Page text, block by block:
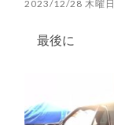
2023/12/28 木曜日
最後に